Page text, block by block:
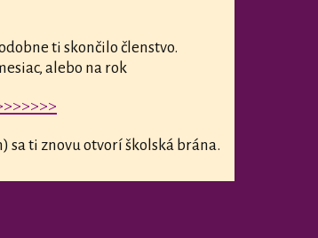
ti skončilo členstvo.
alebo na rok
ti znovu otvorí školská brána.